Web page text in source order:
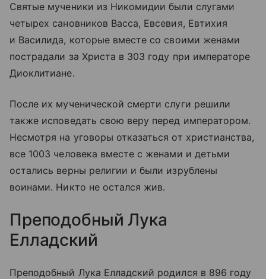
Святые мученики из Никомидии были слугами
четырех сановников Васса, Евсевия, Евтихия
и Василида, которые вместе со своими женами
пострадали за Христа в 303 году при императоре
Диоклитиане.
После их мученической смерти слуги решили
также исповедать свою веру перед императором.
Несмотря на уговоры отказаться от христианства,
все 1003 человека вместе с женами и детьми
остались верны религии и были изрублены
воинами. Никто не остался жив.
Преподобный Лука
Елладский
Преподобный Лука Елладский родился в 896 году